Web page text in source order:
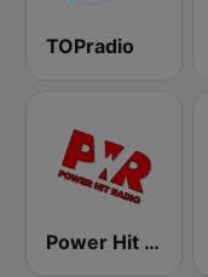
TOPradio
Power Hit Radio